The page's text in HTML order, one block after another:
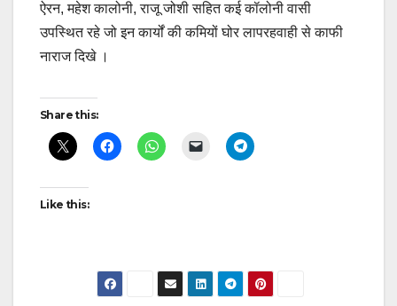
ऐरन, महेश कालोनी, राजू जोशी सहित कई कॉलोनी वासी
उपस्थित रहे जो इन कार्यों की कमियों घोर लापरहवाही से काफी
नाराज दिखे ।
Continue
Reading
Share this:
Like this: